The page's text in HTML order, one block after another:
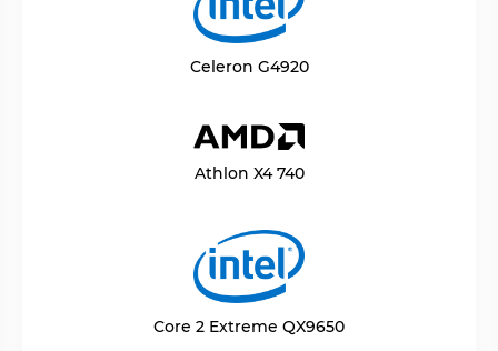
Celeron G4920
Athlon X4 740
Core 2 Extreme QX9650